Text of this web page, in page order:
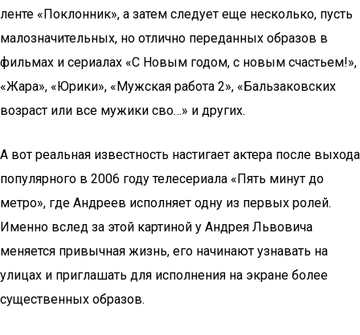
ленте «Поклонник», а затем следует еще несколько, пусть
малозначительных, но отлично переданных образов в
фильмах и сериалах «С Новым годом, с новым счастьем!»,
«Жара», «Юрики», «Мужская работа 2», «Бальзаковских
возраст или все мужики сво…» и других.
А вот реальная известность настигает актера после выхода
популярного в 2006 году телесериала «Пять минут до
метро», где Андреев исполняет одну из первых ролей.
Именно вслед за этой картиной у Андрея Львовича
меняется привычная жизнь, его начинают узнавать на
улицах и приглашать для исполнения на экране более
существенных образов.